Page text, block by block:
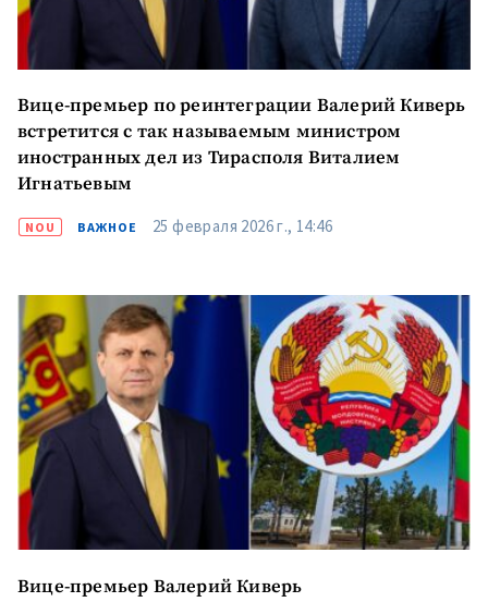
Вице-премьер по реинтеграции Валерий Киверь
встретится с так называемым министром
иностранных дел из Тирасполя Виталием
Игнатьевым
NOU ВАЖНОЕ 25 февраля 2026 г., 14:46
Вице-премьер Валерий Киверь